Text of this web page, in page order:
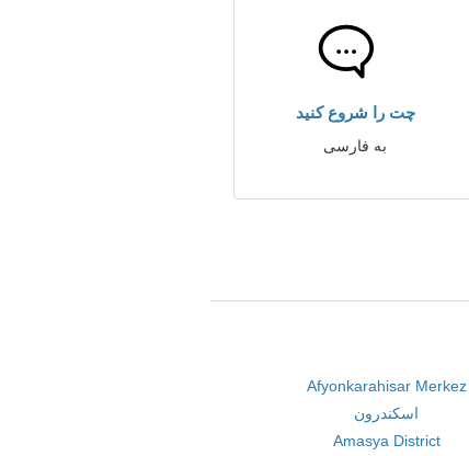
چت را شروع کنید
به فارسی
Afyonkarahisar Merkez
اسکندرون
Amasya District